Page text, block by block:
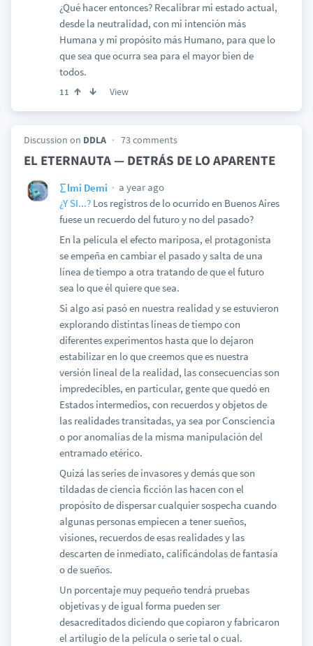
¿Qué hacer entonces? Recalibrar mi estado actual,
desde la neutralidad, con mi intención más
Humana y mi propósito más Humano, para que lo
que sea que ocurra sea para el mayor bien de
todos.
11 View
Discussion on DDLA 73 comments
EL ETERNAUTA — DETRÁS DE LO APARENTE
∑lmi Demi
a year ago
¿Y SI...?Los registros de lo ocurrido en Buenos Aires
fuese un recuerdo del futuro y no del pasado?
En la película el efecto mariposa, el protagonista
se empeña en cambiar el pasado y salta de una
línea de tiempo a otra tratando de que el futuro
sea lo que él quiere que sea.
Si algo así pasó en nuestra realidad y se estuvieron
explorando distintas líneas de tiempo con
diferentes experimentos hasta que lo dejaron
estabilizar en lo que creemos que es nuestra
versión lineal de la realidad, las consecuencias son
impredecibles, en particular, gente que quedó en
Estados intermedios, con recuerdos y objetos de
las realidades transitadas, ya sea por Consciencia
o por anomalías de la misma manipulación del
entramado etérico.
Quizá las series de invasores y demás que son
tildadas de ciencia ficción las hacen con el
propósito de dispersar cualquier sospecha cuando
algunas personas empiecen a tener sueños,
visiones, recuerdos de esas realidades y las
descarten de inmediato, calificándolas de fantasía
o de sueños.
Un porcentaje muy pequeño tendrá pruebas
objetivas y de igual forma pueden ser
desacreditados diciendo que copiaron y fabricaron
el artilugio de la película o serie tal o cual.